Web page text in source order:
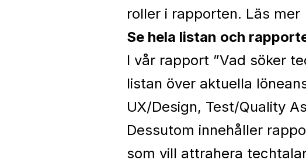
roller i rapporten. Läs mer
Se hela listan och
I vår rapport ”Vad söker
listan över aktuella
UX/Design, Test/Quality
Dessutom innehåller
som vill attrahera